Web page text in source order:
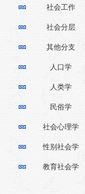
社会工作
社会分层
其他分支
人口学
人类学
民俗学
社会心理学
性别社会学
教育社会学